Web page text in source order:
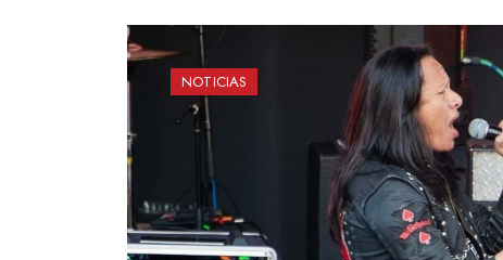
NOTICIAS